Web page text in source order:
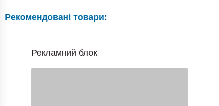
Рекомендовані товари:
Рекламний блок